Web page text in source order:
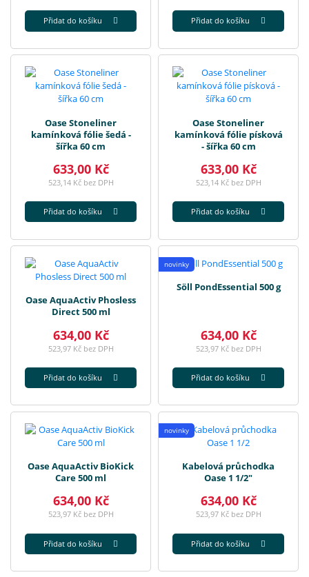
Přidat do košíku Přidat do košíku
Oase Stoneliner
kamínková fólie šedá -
šířka 60 cm
633,00 Kč
523,14 Kč bez DPH
Přidat do košíku
Oase Stoneliner
kamínková fólie písková
- šířka 60 cm
633,00 Kč
523,14 Kč bez DPH
Přidat do košíku
Oase AquaActiv Phosless
Direct 500 ml
634,00 Kč
523,97 Kč bez DPH
Přidat do košíku
novinky
Söll PondEssential 500 g
634,00 Kč
523,97 Kč bez DPH
Přidat do košíku
Oase AquaActiv BioKick
Care 500 ml
634,00 Kč
523,97 Kč bez DPH
Přidat do košíku
novinky
Kabelová průchodka
Oase 1 1/2"
634,00 Kč
523,97 Kč bez DPH
Přidat do košíku